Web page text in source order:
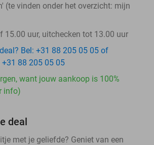
(te vinden onder het overzicht: mijn
15.00 uur, uitchecken tot 13.00 uur
Bel: +31 88 205 05 05 of
88 205 05 05
want jouw aankoop is 100%
info)
deal
met je geliefde? Geniet van een